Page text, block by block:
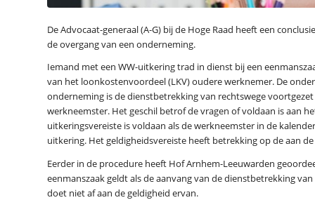
De Advocaat-generaal (A-G) bij de Hoge Raad heeft een
de overgang van een onderneming.
Iemand met een WW-uitkering trad in dienst bij een
van het loonkostenvoordeel (LKV) oudere werknemer. De
onderneming is de dienstbetrekking van rechtswege
werkneemster. Het geschil betrof de vragen of voldaan is aan
uitkeringsvereiste is voldaan als de werkneemster in de
uitkering. Het geldigheidsvereiste heeft betrekking op de aan
Eerder in de procedure heeft Hof Arnhem-Leeuwarden
eenmanszaak geldt als de aanvang van de dienstbetrekking
doet niet af aan de geldigheid ervan.